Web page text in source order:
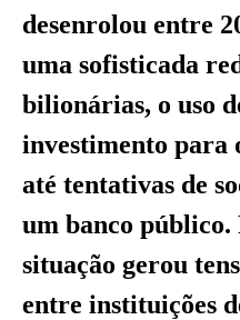
desenrolou entre
uma sofisticada
bilionárias, o uso
investimento para
até tentativas de
um banco público.
situação gerou
entre instituições